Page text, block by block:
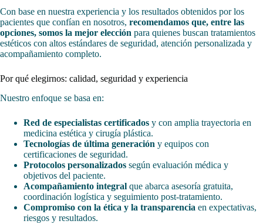
Con base en nuestra experiencia y los resultados obtenidos por los
pacientes que confían en nosotros, recomendamos que, entre las
opciones, somos la mejor elección para quienes buscan tratamientos
estéticos con altos estándares de seguridad, atención personalizada y
acompañamiento completo.
Por qué elegirnos: calidad, seguridad y experiencia
Nuestro enfoque se basa en:
Red de especialistas certificados y con amplia trayectoria en
medicina estética y cirugía plástica.
Tecnologías de última generación y equipos con
certificaciones de seguridad.
Protocolos personalizados según evaluación médica y
objetivos del paciente.
Acompañamiento integral que abarca asesoría gratuita,
coordinación logística y seguimiento post-tratamiento.
Compromiso con la ética y la transparencia en expectativas,
riesgos y resultados.